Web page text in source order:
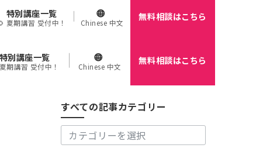
特別講座一覧
期講習 受付中！ Chinese 中文
無料相談はこちら
特別講座一覧
夏期講習 受付中！ Chinese 中文
無料相談はこちら
すべての記事カテゴリー
記
事